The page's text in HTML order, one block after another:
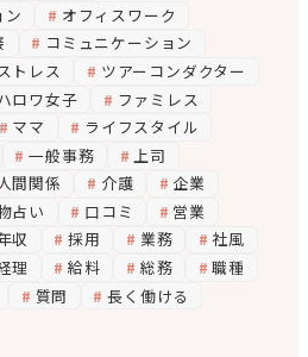
ン
オフィスワーク
コミュニケーション
トレス
ツアーコンダクター
ロワ女子
ファミレス
ママ
ライフスタイル
一般事務
上司
間関係 介護
企業
占い 口コミ
営業
収 採用 業務
社風
理 給料 総務
職種
質問
長く働ける